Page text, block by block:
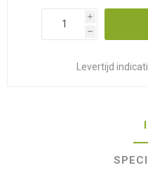
i
h
Levertijd